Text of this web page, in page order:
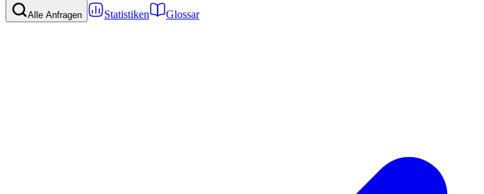
Alle Anfragen Statistiken Glossar